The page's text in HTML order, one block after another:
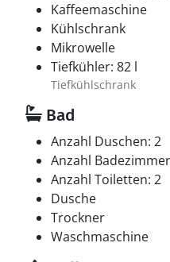
Kaffeemaschine
Kühlschrank
Mikrowelle
Tiefkühler: 82 l
Tiefkühlschrank
Bad
Anzahl Duschen: 2
Anzahl
Anzahl Toiletten: 2
Dusche
Trockner
Waschmaschine